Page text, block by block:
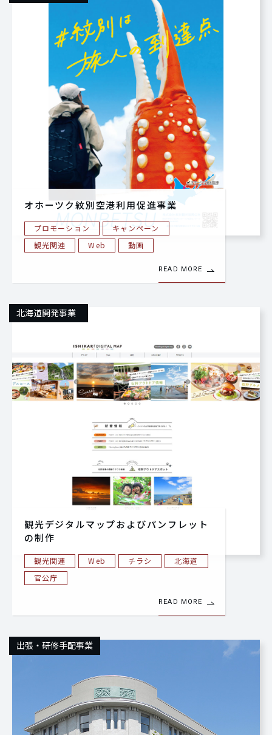
オホーツク紋別空港利用促進事業
プロモーション
キャンペーン
観光関連
Web 動画
READ MORE
北海道開発事業
観光デジタルマップおよびパンフレット
の制作
観光関連 Web チラシ
北海道
官公庁
READ MORE
出張・研修手配事業